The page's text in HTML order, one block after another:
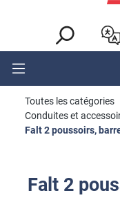
Toutes les catégories
Conduites et
Falt 2 poussoirs,
Falt 2